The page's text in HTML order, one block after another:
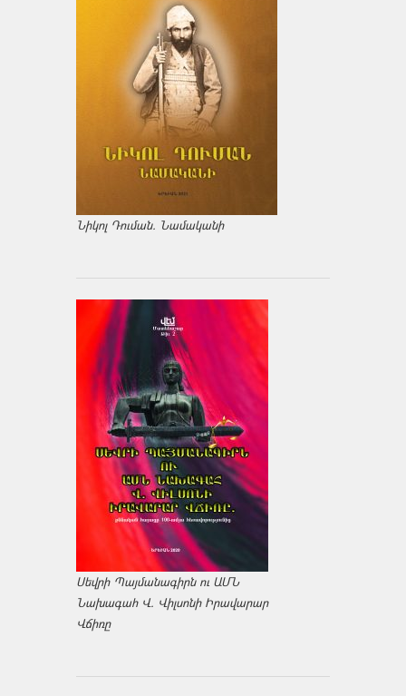
Նիկոլ Դուման. Նամականի
Սեվրի Պայմանագիրն ու ԱՄՆ
Նախագահ Վ. Վիլսոնի Իրավարար
Վճիռը